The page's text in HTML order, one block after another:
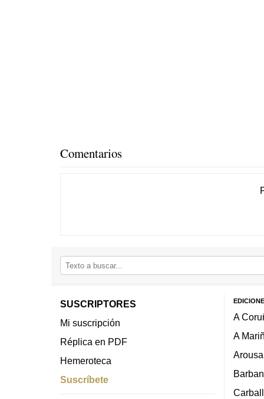
Comentarios
SUSCRIPTORES
Mi suscripción
Réplica en PDF
Hemeroteca
Suscríbete
A
A
Arousa